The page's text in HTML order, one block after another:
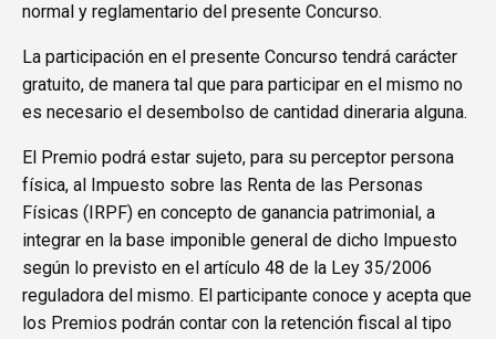
normal y reglamentario del presente Concurso.
La participación en el presente Concurso tendrá carácter
gratuito, de manera tal que para participar en el mismo no
es necesario el desembolso de cantidad dineraria alguna.
El Premio podrá estar sujeto, para su perceptor persona
física, al Impuesto sobre las Renta de las Personas
Físicas (IRPF) en concepto de ganancia patrimonial, a
integrar en la base imponible general de dicho Impuesto
según lo previsto en el artículo 48 de la Ley 35/2006
reguladora del mismo. El participante conoce y acepta que
los Premios podrán contar con la retención fiscal al tipo